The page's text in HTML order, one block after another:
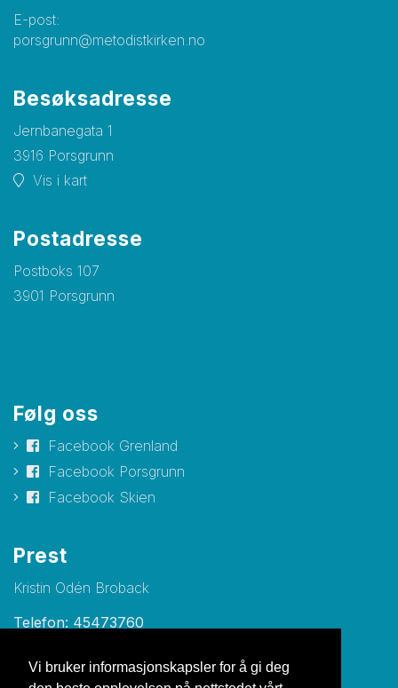
Vi bruker informasjonskapsler for å gi deg
E-post:
porsgrunn@metodistkirken.no
Besøksadresse
Jernbanegata 1
3916 Porsgrunn
Vis i kart
Postadresse
Postboks 107
3901 Porsgrunn
Følg oss
Facebook Grenland
Facebook Porsgrunn
Facebook Skien
Prest
Kristin Odén Broback
Telefon: 45473760
E-post: kristin.oden.broback@metodistkirken.no